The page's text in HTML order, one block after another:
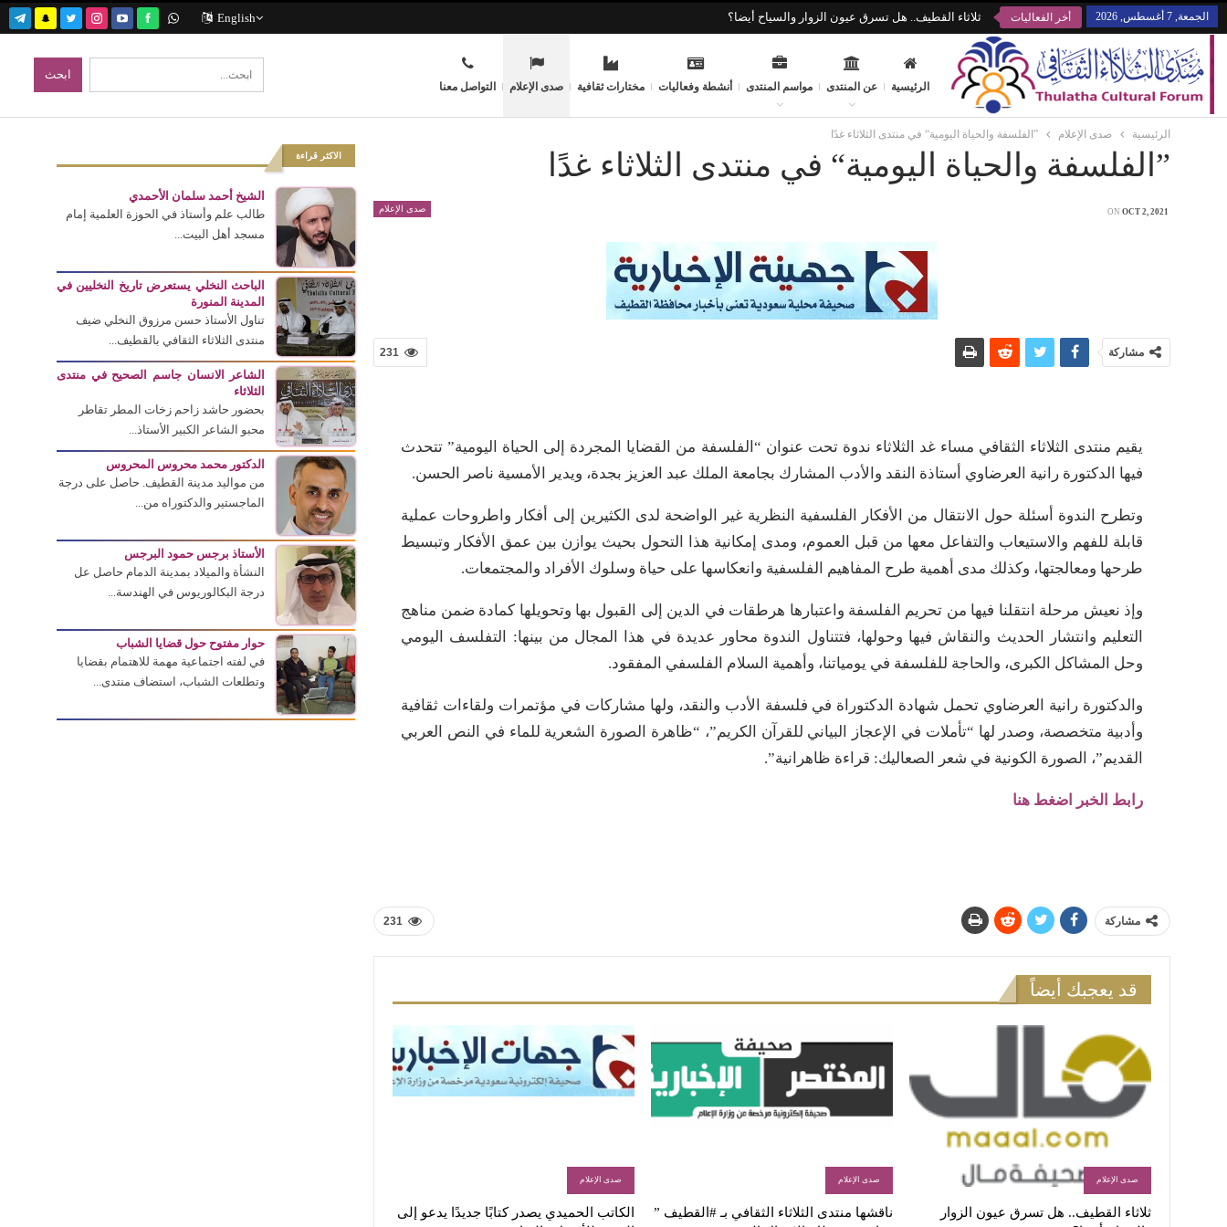
English الجمعة, 7 أغسطس, 2026 أخر الفعاليات ثلاثاء القطيف.. هل تسرق عيون الزوار والسياح أيضا؟
الرئيسية عن المنتدى مواسم المنتدى أنشطة وفعاليات مختارات ثقافية صدى الإعلام التواصل معنا
الرئيسية صدى الإعلام ”الفلسفة والحياة اليومية“ في منتدى الثلاثاء غدًا
”الفلسفة والحياة اليومية“ في منتدى الثلاثاء غدًا
صدى الإعلام ON OCT 2, 2021
231 مشاركة
يقيم منتدى الثلاثاء الثقافي مساء غد الثلاثاء ندوة تحت عنوان “الفلسفة من القضايا المجردة إلى الحياة اليومية” تتحدث
فيها الدكتورة رانية العرضاوي أستاذة النقد والأدب المشارك بجامعة الملك عبد العزيز بجدة، ويدير الأمسية ناصر الحسن.
وتطرح الندوة أسئلة حول الانتقال من الأفكار الفلسفية النظرية غير الواضحة لدى الكثيرين إلى أفكار واطروحات عملية
قابلة للفهم والاستيعاب والتفاعل معها من قبل العموم، ومدى إمكانية هذا التحول بحيث يوازن بين عمق الأفكار وتبسيط
طرحها ومعالجتها، وكذلك مدى أهمية طرح المفاهيم الفلسفية وانعكاسها على حياة وسلوك الأفراد والمجتمعات.
وإذ نعيش مرحلة انتقلنا فيها من تحريم الفلسفة واعتبارها هرطقات في الدين إلى القبول بها وتحويلها كمادة ضمن مناهج
التعليم وانتشار الحديث والنقاش فيها وحولها، فتتناول الندوة محاور عديدة في هذا المجال من بينها: التفلسف اليومي
وحل المشاكل الكبرى، والحاجة للفلسفة في يومياتنا، وأهمية السلام الفلسفي المفقود.
والدكتورة رانية العرضاوي تحمل شهادة الدكتوراة في فلسفة الأدب والنقد، ولها مشاركات في مؤتمرات ولقاءات ثقافية
وأدبية متخصصة، وصدر لها “تأملات في الإعجاز البياني للقرآن الكريم”، “ظاهرة الصورة الشعرية للماء في النص العربي
القديم”، الصورة الكونية في شعر الصعاليك: قراءة ظاهرانية”.
رابط الخبر اضغط هنا
231 مشاركة
قد يعجبك أيضاً
صدى الإعلام
ثلاثاء القطيف.. هل تسرق عيون الزوار
صدى الإعلام
ناقشها منتدى الثلاثاء الثقافي بـ #القطيف ”
صدى الإعلام
الكاتب الحميدي يصدر كتابًا جديدًا يدعو إلى
الاكثر قراءة
الشيخ أحمد سلمان الأحمدي
طالب علم وأستاذ في الحوزة العلمية إمام
مسجد أهل البيت...
الباحث النخلي يستعرض تاريخ النخليين في
المدينة المنورة
تناول الأستاذ حسن مرزوق النخلي ضيف
منتدى الثلاثاء الثقافي بالقطيف...
الشاعر الانسان جاسم الصحيح في منتدى
الثلاثاء
بحضور حاشد زاحم زخات المطر تقاطر
محبو الشاعر الكبير الأستاذ...
الدكتور محمد محروس المحروس
من مواليد مدينة القطيف. حاصل على درجة
الماجستير والدكتوراه من...
الأستاذ برجس حمود البرجس
النشأة والميلاد بمدينة الدمام حاصل عل
درجة البكالوريوس في الهندسة...
حوار مفتوح حول قضايا الشباب
في لفته اجتماعية مهمة للاهتمام بقضايا
وتطلعات الشباب، استضاف منتدى...